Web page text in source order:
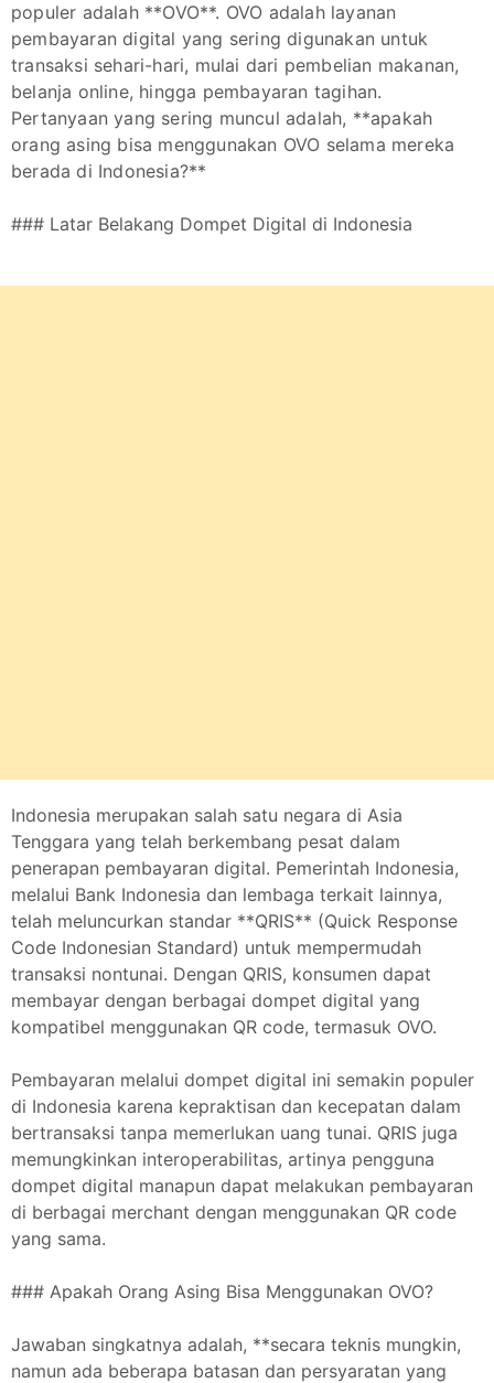
populer adalah **OVO**. OVO adalah layanan
pembayaran digital yang sering digunakan untuk
transaksi sehari-hari, mulai dari pembelian makanan,
belanja online, hingga pembayaran tagihan.
Pertanyaan yang sering muncul adalah, **apakah
orang asing bisa menggunakan OVO selama mereka
berada di Indonesia?**
### Latar Belakang Dompet Digital di Indonesia
Indonesia merupakan salah satu negara di Asia
Tenggara yang telah berkembang pesat dalam
penerapan pembayaran digital. Pemerintah Indonesia,
melalui Bank Indonesia dan lembaga terkait lainnya,
telah meluncurkan standar **QRIS** (Quick Response
Code Indonesian Standard) untuk mempermudah
transaksi nontunai. Dengan QRIS, konsumen dapat
membayar dengan berbagai dompet digital yang
kompatibel menggunakan QR code, termasuk OVO.
Pembayaran melalui dompet digital ini semakin populer
di Indonesia karena kepraktisan dan kecepatan dalam
bertransaksi tanpa memerlukan uang tunai. QRIS juga
memungkinkan interoperabilitas, artinya pengguna
dompet digital manapun dapat melakukan pembayaran
di berbagai merchant dengan menggunakan QR code
yang sama.
### Apakah Orang Asing Bisa Menggunakan OVO?
Jawaban singkatnya adalah, **secara teknis mungkin,
namun ada beberapa batasan dan persyaratan yang